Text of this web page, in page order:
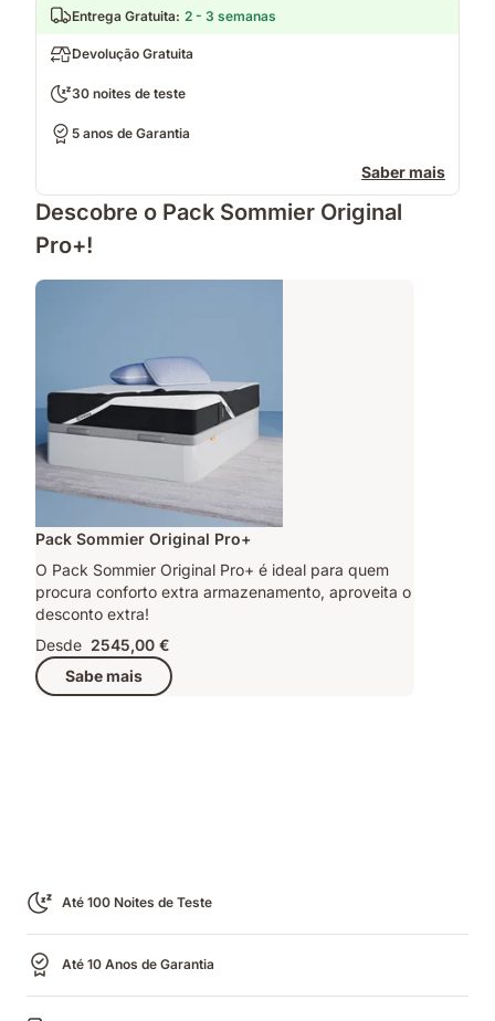
Entrega Gratuita: 2 - 3 semanas
Devolução Gratuita
30 noites de teste
5 anos de Garantia
Saber mais
Descobre o Pack Sommier Original
Pro+!
Pack Sommier Original Pro+
O Pack Sommier Original Pro+ é ideal para quem
procura conforto extra armazenamento, aproveita o
desconto extra!
Desde 2545,00 €
Sabe mais
Até 100 Noites de Teste
Até 10 Anos de Garantia